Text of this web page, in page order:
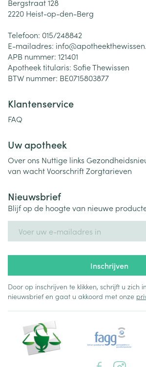
Bergstraat 128
2220 Heist-op-den-Berg
Telefoon: 015/248842
E-mailadres: info@
APB nummer: 121401
Apotheek titularis: Sofie Thewissen
BTW nummer: BE0715803877
Klantenservice
FAQ
Uw apotheek
Over ons Nuttige links
van wachtVoorschriftZorgtarieven
Nieuwsbrief
Blijf op de hoogte van nieuwe
Inschrijven
Door op inschrijven te klikken, schrijft u zich
nieuwsbrief en gaat u akkoord met onze